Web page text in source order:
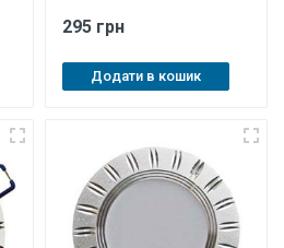
295 грн
Додати в кошик